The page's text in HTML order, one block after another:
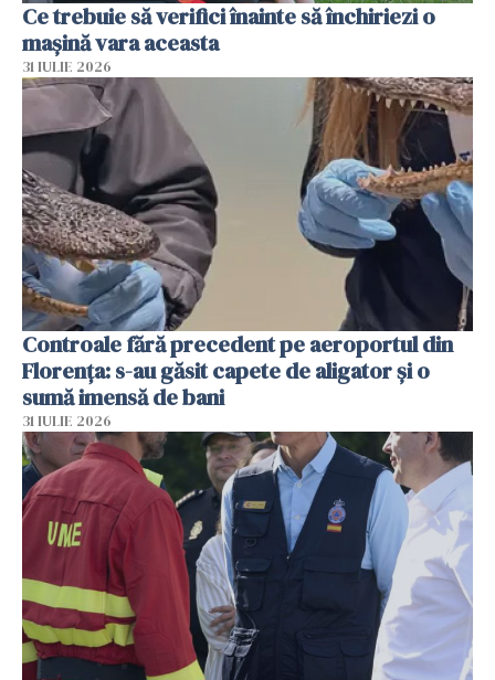
Ce trebuie să verifici înainte să închiriezi o
mașină vara aceasta
31 IULIE 2026
Controale fără precedent pe aeroportul din
Florența: s-au găsit capete de aligator și o
sumă imensă de bani
31 IULIE 2026